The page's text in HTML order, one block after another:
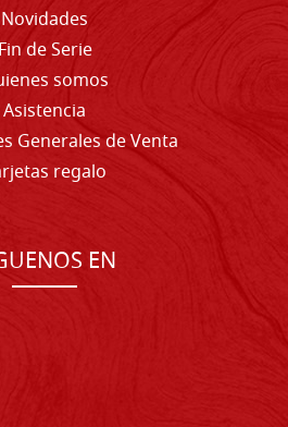
Novidades
Fin de Serie
somos
Asistencia
Generales de Venta
regalo
EN